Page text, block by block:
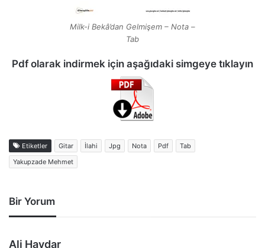
Milk-i Bekâ’dan Gelmişem – Nota –
Tab
Pdf olarak indirmek için aşağıdaki simgeye tıklayın
Etiketler Gitar İlahi Jpg Nota Pdf
Tab
Yakupzade Mehmet
Bir Yorum
Ali Haydar